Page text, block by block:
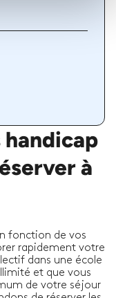
handicap
à
fonction de vos
rapidement votre
dans une école
et que vous
de votre séjour